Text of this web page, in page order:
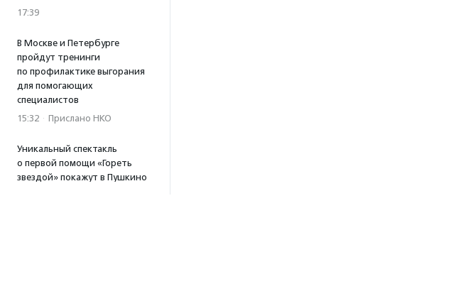
17:39
В Москве и Петербурге
пройдут тренинги
по профилактике выгорания
для помогающих
специалистов
15:32 · Прислано НКО
Уникальный спектакль
о первой помощи «Гореть
звездой» покажут в Пушкино